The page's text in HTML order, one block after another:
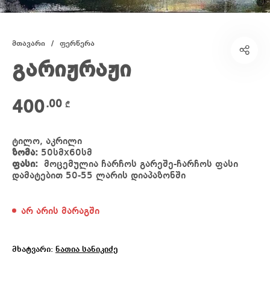
მთავარი / ფერწერა
გარიჟრაჟი
400.00 ₾
ტილო, აკრილი
ზომა: 50სმx60სმ
ფასი:
მოცემულია ჩარჩოს გარეშე-ჩარჩოს ფასი
დამატებით 50-55 ლარის დიაპაზონში
არ არის მარაგში
მხატვარი: ნათია სანიკიძე